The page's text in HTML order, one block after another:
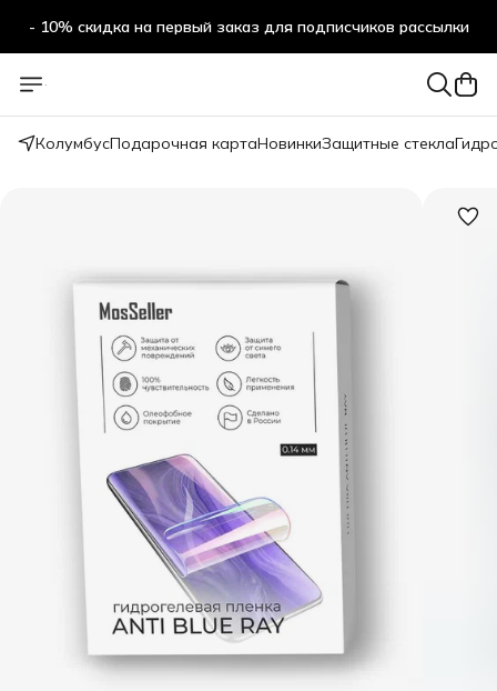
- 10% скидка на первый заказ для подписчиков рассылки
КолумбусПодарочная картаНовинкиЗащитные стекла